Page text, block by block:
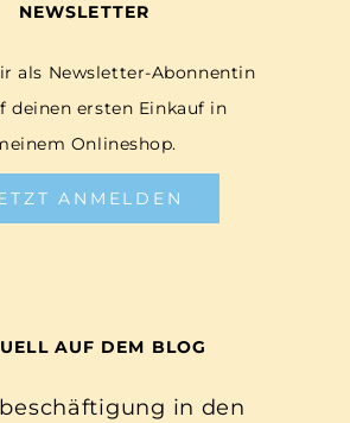
NEWSLETTER
als Newsletter-Abonnentin
deinen ersten Einkauf in
Onlineshop.
ANMELDEN
AUF DEM BLOG
in den